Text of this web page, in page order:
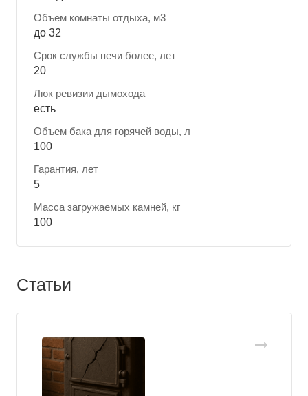
Объем комнаты отдыха, м3
до 32
Срок службы печи более, лет
20
Люк ревизии дымохода
есть
Объем бака для горячей воды, л
100
Гарантия, лет
5
Масса загружаемых камней, кг
100
Статьи